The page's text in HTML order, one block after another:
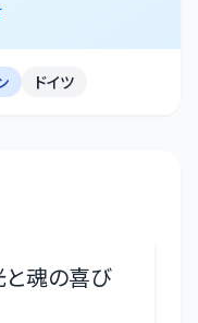
ドイツ
魂の喜び